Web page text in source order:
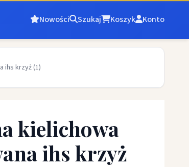
Nowości Szukaj Koszyk Konto
ihs krzyż (1)
kielichowa
ihs krzyż